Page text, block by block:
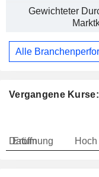
Gewichteter
Alle
Vergangene
Datum
Eröffnung Hoch